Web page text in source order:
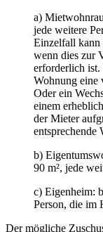
a)
jede weitere
Einzelfall kann
wenn dies zur
erforderlich
Wohnung eine
Oder ein
einem
der Mieter
entsprechende
b)
90 m², jede
c) Eigenheim:
Person, die im
Der mögliche